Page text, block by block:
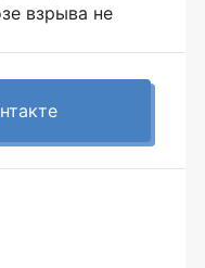
взрыва не